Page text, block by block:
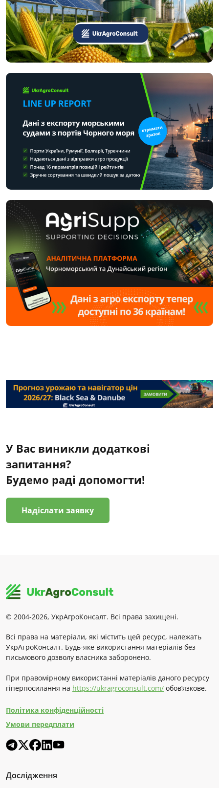
У Вас виникли додаткові
запитання?
Будемо раді допомогти!
Надіслати заявку
© 2004-2026, УкрАгроКонсалт. Всі права захищені.
Всі права на матеріали, які містить цей ресурс, належать
УкрАгроКонсалт. Будь-яке використання матеріалів без
письмового дозволу власника заборонено.
При правомірному використанні матеріалів даного ресурсу
гіперпосилання на https://ukragroconsult.com/ обов’язкове.
Політика конфіденційності
Умови передплати
Дослідження